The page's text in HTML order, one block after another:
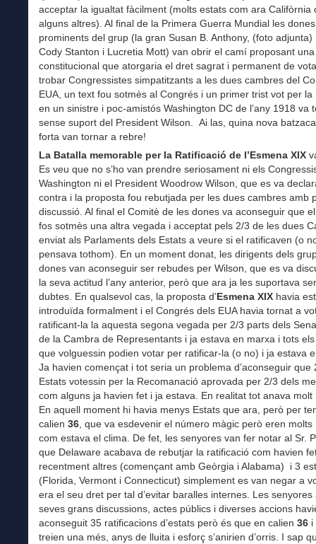
acceptar la igualtat fàcilment (molts estats com ara Califòrnia
alguns altres). Al final de la Primera Guerra Mundial les dones
prominents del grup (la gran Susan B. Anthony, (foto adjunta)
Cody Stanton i Lucretia Mott) van obrir el camí proposant
constitucional que atorgaria el dret sagrat i permanent de
trobar Congressistes simpatitzants a les dues cambres del
EUA, un text fou sotmès al Congrés i un primer trist vot per la
en un sinistre i poc-amistós Washington DC de l’any 1918 va
sense suport del President Wilson. Ai las, quina nova
forta van tornar a rebre!
La Batalla memorable per la Ratificació de l’Esmena XIX
Es veu que no s’ho van prendre seriosament ni els
Washington ni el President Woodrow Wilson, que es va
contra i la proposta fou rebutjada per les dues cambres amb
discussió. Al final el Comitè de les dones va aconseguir que
fos sotmès una altra vegada i acceptat pels 2/3 de les dues
enviat als Parlaments dels Estats a veure si el ratificaven (o
pensava tothom). En un moment donat, les dirigents dels
dones van aconseguir ser rebudes per Wilson, que es va
la seva actitud l’any anterior, però que ara ja les suportava
dubtes. En qualsevol cas, la proposta d’Esmena XIX havia
introduïda formalment i el Congrés dels EUA havia tornat a
ratificant-la la aquesta segona vegada per 2/3 parts dels
de la Cambra de Representants i ja estava en marxa i tots
que volguessin podien votar per ratificar-la (o no) i ja estava
Ja havien començat i tot seria un problema d’aconseguir que
Estats votessin per la Recomanació aprovada per 2/3 dels
com alguns ja havien fet i ja estava. En realitat tot anava molt
En aquell moment hi havia menys Estats que ara, però per
calien 36 , que va esdevenir el número màgic però eren molts
com estava el clima. De fet, les senyores van fer notar al Sr.
que Delaware acabava de rebutjar la ratificació com havien
recentment altres (començant amb Geòrgia i Alabama) i 3
(Florida, Vermont i Connecticut) simplement es van negar a
era el seu dret per tal d’evitar baralles internes. Les senyores
seves grans discussions, actes públics i diverses accions
aconseguit 35 ratificacions d’estats però és que en calien 36 i
treien una més, anys de lluita i esforç s’anirien d’orris. I sap